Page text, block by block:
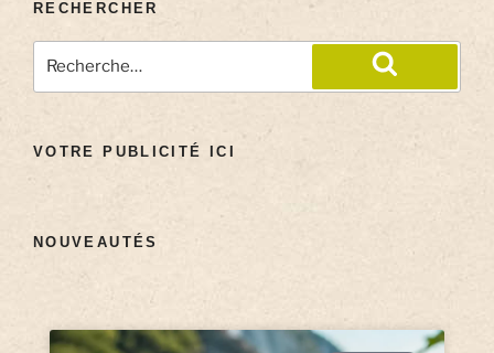
RECHERCHER
VOTRE PUBLICITÉ ICI
NOUVEAUTÉS